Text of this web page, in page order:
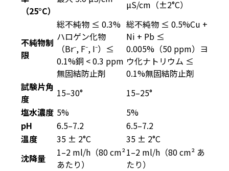
（25°C）
µS/cm（±2°C）
不純物制
限
総不純物 ≤ 0.3%
ハロゲン化物
（Br⁻, F⁻, I⁻）≤
0.1%銅 < 0.3 ppm
無固結防止剤
総不純物 ≤ 0.5%Cu +
Ni + Pb ≤
0.005%（50 ppm）ヨ
ウ化ナトリウム ≤
0.1%無固結防止剤
試験片角
度
15–30°
15–25°
塩水濃度 5%
5%
pH
6.5–7.2
6.5–7.2
温度
35 ± 2°C
35 ± 2°C
沈降量
1–2 ml/h（80 cm²
あたり）
1–2 ml/h（80 cm² あ
たり）